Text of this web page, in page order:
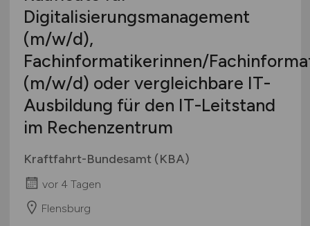
Social Media
Softwareentwicklung
System- & Netzwerkadministration
Technische Dokumentation
Telekommunikation
Webentwicklung
Sonstige
Praktikum
Nordrhein-Westfalen
Rheinland-Pfalz
Saarland
Sachsen
Sachsen-Anhalt
Schleswig-Holstein
Thüringen
Deutschlandweit
Österreich
Europa
Digitalisierungsmanagement
(m/w/d),
Fachinformatikerinnen/
(m/w/d) oder vergleichbare IT-
Ausbildung für den IT-Leitstand
im Rechenzentrum
Kraftfahrt-Bundesamt (KBA)
vor 4 Tagen
Flensburg